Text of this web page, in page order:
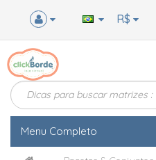
R$
Menu Completo